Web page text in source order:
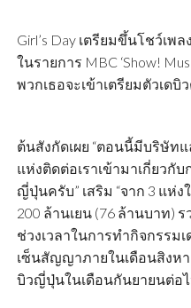
Girl’s Day เตรียมขึ้นโชว์เพล
ในรายการ MBC ‘Show!
พวกเธอจะเข้าเตรียมตัวเด
ต้นสังกัดเผย “ตอนนี้มีบริษัท
แห่งติดต่อเราเข้ามาเกี่ยวกั
ญี่ปุ่นครับ” เสริม “จาก 3 แห่
200 ล้านเยน (76 ล้านบาท)
ช่วงเวลาในการทำกิจกรรม
เซ็นสัญญาภายในเดือนสิงหา
บิวญี่ปุ่นในเดือนกันยายนต่อไ